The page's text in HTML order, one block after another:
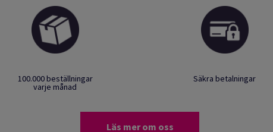
100.000 beställningar
varje månad
Säkra betalningar
Läs mer om oss